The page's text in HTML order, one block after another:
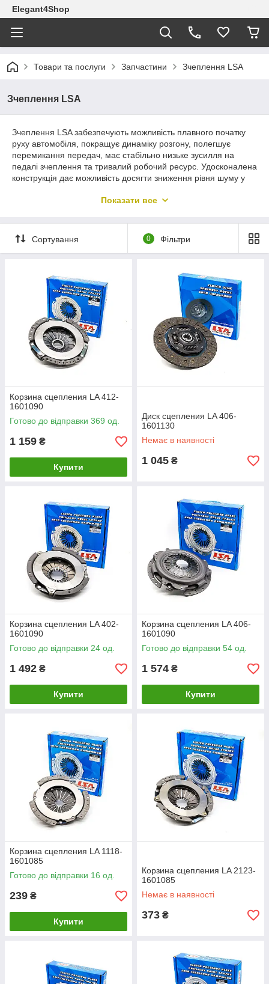
Elegant4Shop
Товари та послуги Запчастини Зчеплення LSA
Зчеплення LSA
Зчеплення LSA забезпечують можливість плавного початку
руху автомобіля, покращує динаміку розгону, полегшує
перемикання передач, має стабільно низьке зусилля на
педалі зчеплення та тривалий робочий ресурс. Удосконалена
конструкція дає можливість досягти зниження рівня шуму у
коливань і чудовими характеристиками роз'єднання
Показати все
Сортування 0 Фільтри
Корзина сцепления LA 412-
1601090
Готово до відправки 369 од.
1 159 ₴
Купити
Диск сцепления LA 406-
1601130
Немає в наявності
1 045 ₴
Корзина сцепления LA 402-
1601090
Готово до відправки 24 од.
1 492 ₴
Купити
Корзина сцепления LA 406-
1601090
Готово до відправки 54 од.
1 574 ₴
Купити
Корзина сцепления LA 1118-
1601085
Готово до відправки 16 од.
239 ₴
Купити
Корзина сцепления LA 2123-
1601085
Немає в наявності
373 ₴